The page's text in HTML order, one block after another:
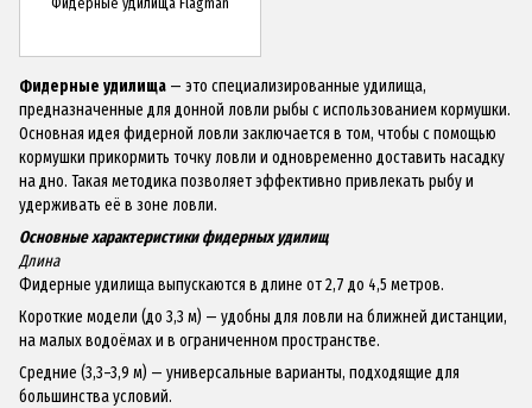
Фидерные удилища — это специализированные удилища,
предназначенные для донной ловли рыбы с использованием кормушки.
Основная идея фидерной ловли заключается в том, чтобы с помощью
кормушки прикормить точку ловли и одновременно доставить насадку
на дно. Такая методика позволяет эффективно привлекать рыбу и
удерживать её в зоне ловли.
Основные характеристики фидерных удилищ
Длина
Фидерные удилища выпускаются в длине от 2,7 до 4,5 метров.
Короткие модели (до 3,3 м) — удобны для ловли на ближней дистанции,
на малых водоёмах и в ограниченном пространстве.
Средние (3,3–3,9 м) — универсальные варианты, подходящие для
большинства условий.